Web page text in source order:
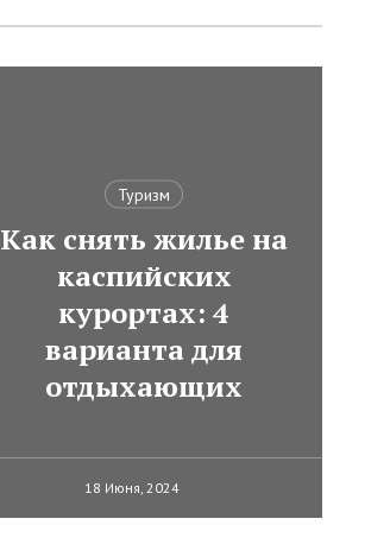
Туризм
Как снять жилье на
каспийских
курортах: 4
варианта для
отдыхающих
18 Июня, 2024